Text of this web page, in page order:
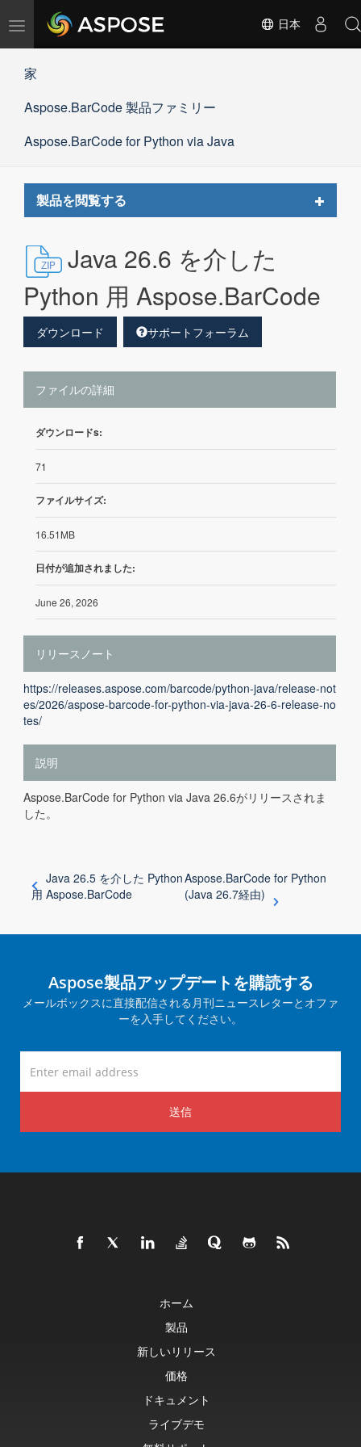
ナ
ー
ョ
の
日本
家
Aspose.BarCode 製品ファミリー
Aspose.BarCode for Python via Java
製品を閲覧する
Toggle
Java 26.6 を介した
Python 用 Aspose.BarCode
ダウンロード サポートフォーラム
ファイルの詳細
ダウンロードs:
71
ファイルサイズ:
16.51MB
日付が追加されました:
June 26, 2026
リリースノート
https://releases.aspose.com/barcode/python-java/release-not
es/2026/aspose-barcode-for-python-via-java-26-6-release-no
tes/
説明
Aspose.BarCode for Python via Java 26.6がリリースされま
した。
Java 26.5 を介した Python
用 Aspose.BarCode
Aspose.BarCode for Python
(Java 26.7経由)
Aspose製品アップデートを購読する
メールボックスに直接配信される月刊ニュースレターとオファ
ーを入手してください。
送信
ホーム
製品
新しいリリース
価格
ドキュメント
ライブデモ